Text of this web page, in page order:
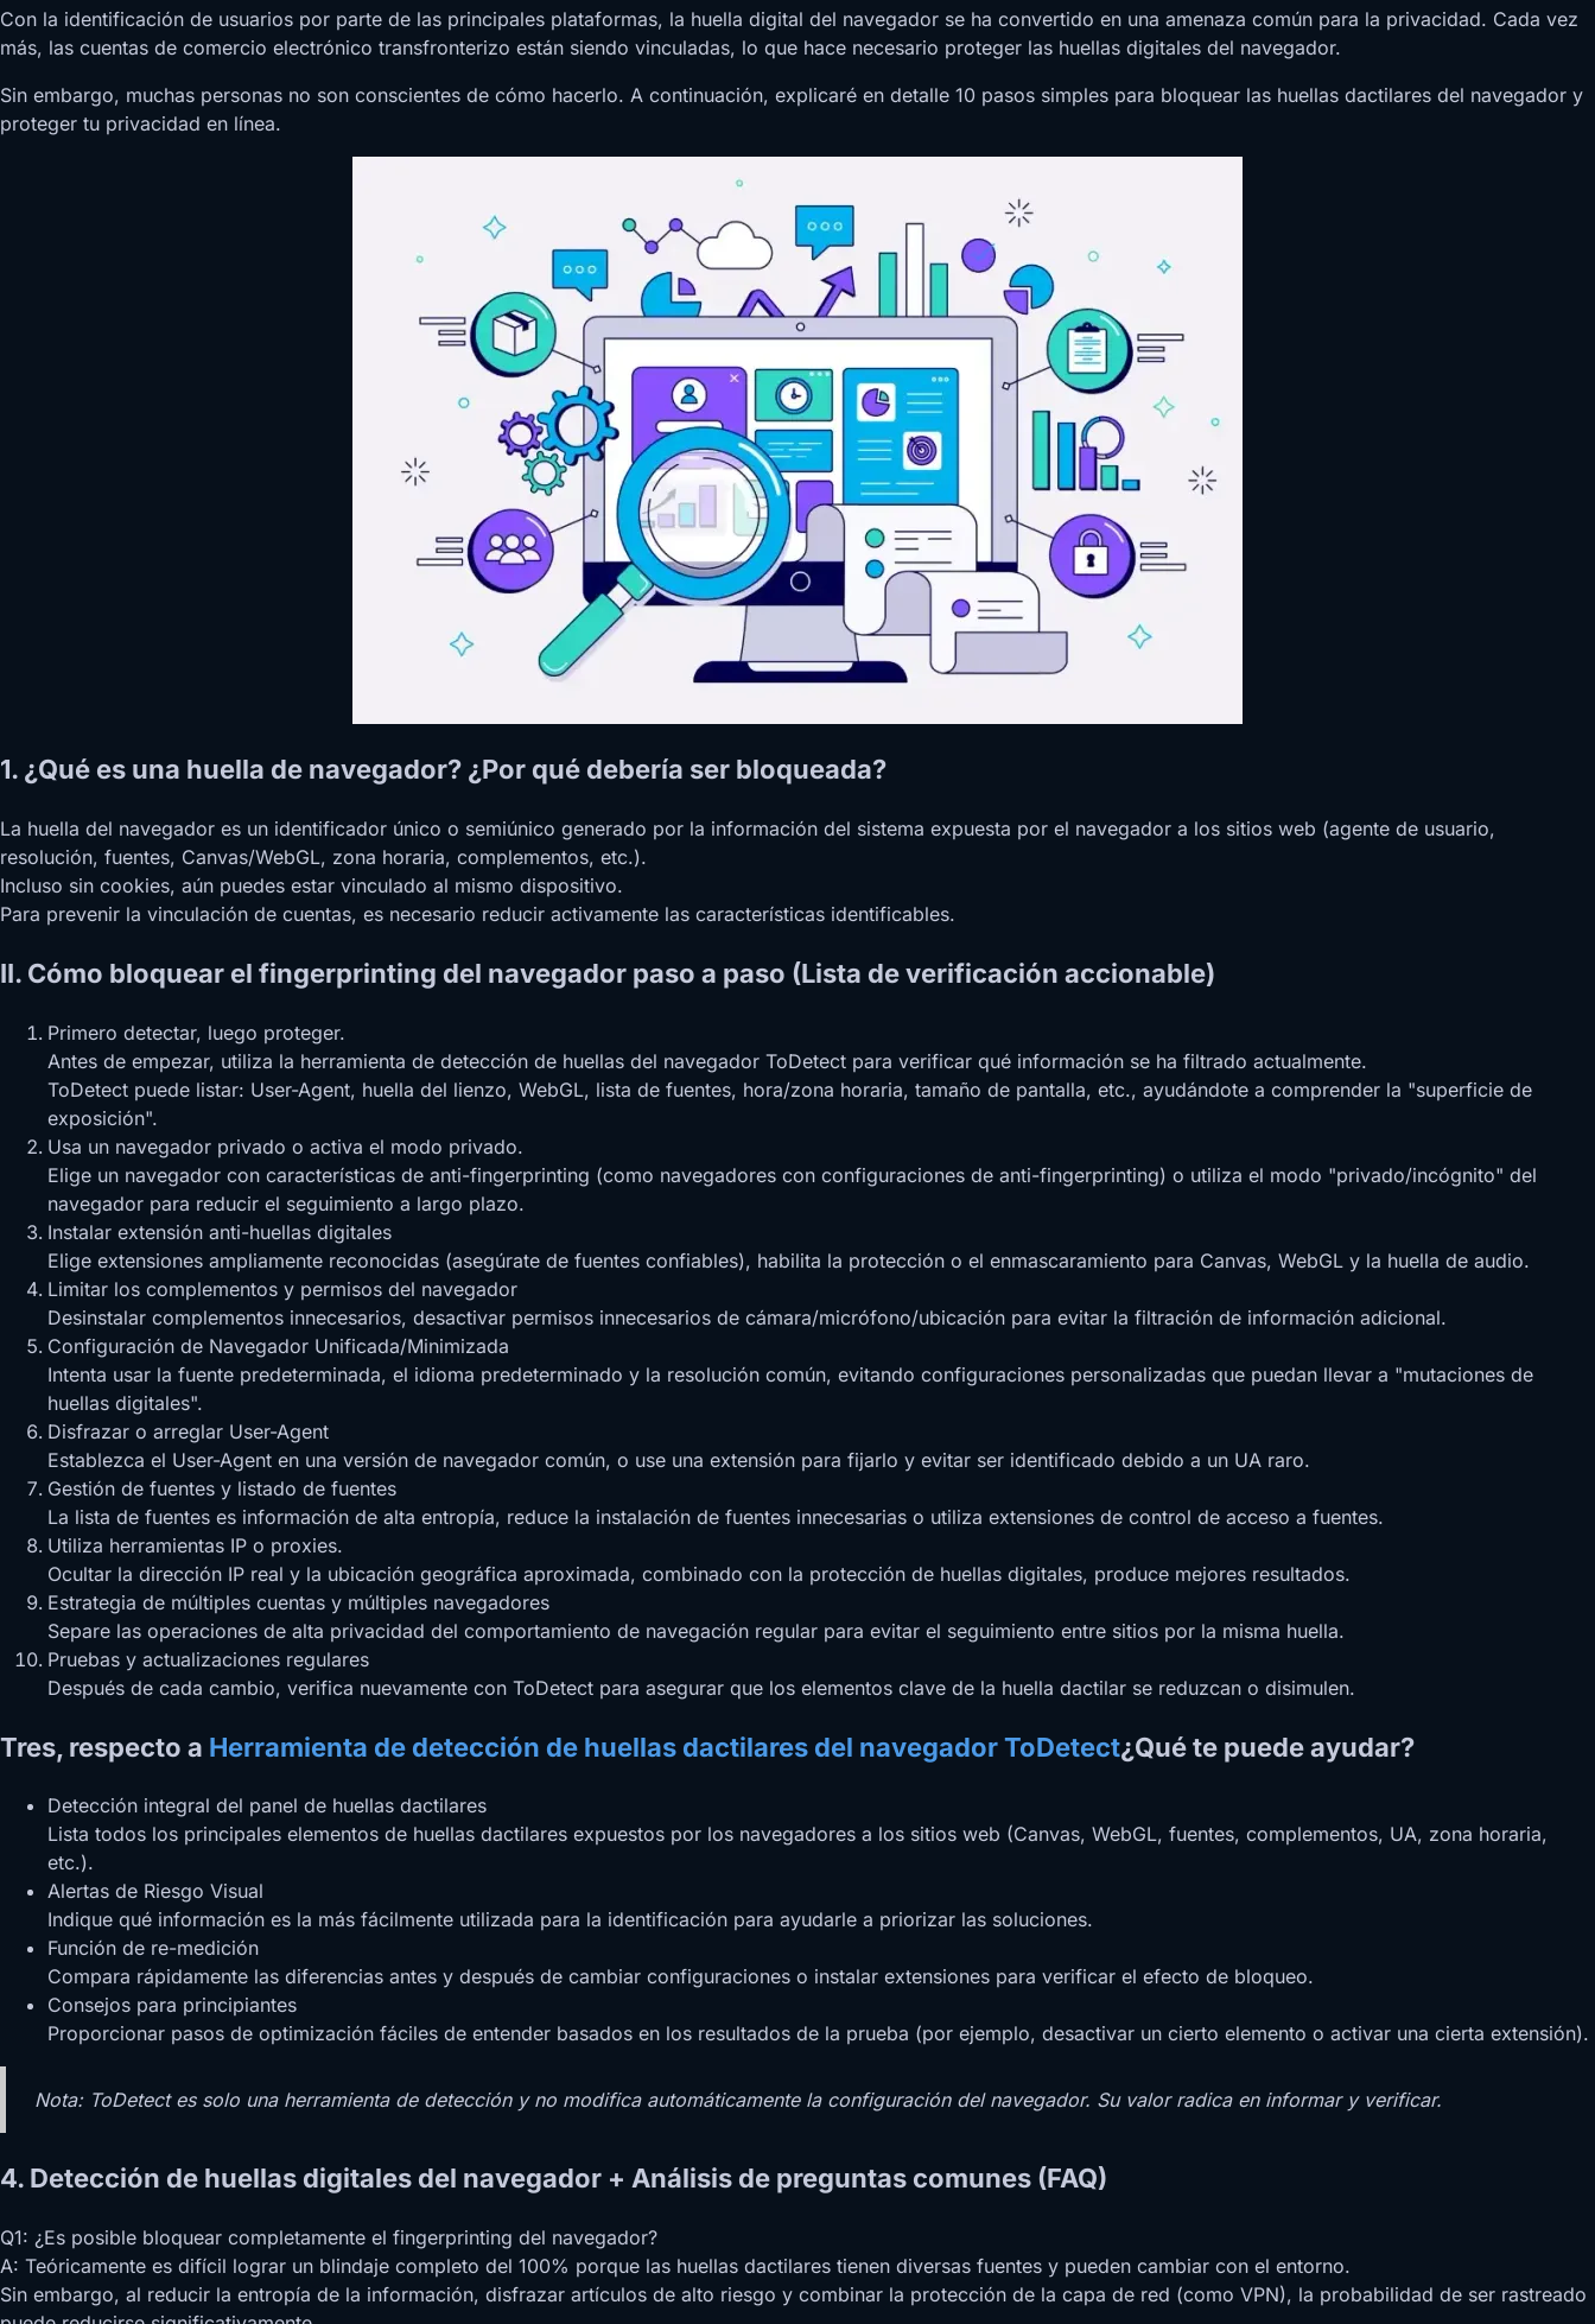
Con la identificación de usuarios por parte de las principales plataformas, la huella digital del navegador se ha convertido en una amenaza común para la privacidad. Cada vez
más, las cuentas de comercio electrónico transfronterizo están siendo vinculadas, lo que hace necesario proteger las huellas digitales del navegador.
Sin embargo, muchas personas no son conscientes de cómo hacerlo. A continuación, explicaré en detalle 10 pasos simples para bloquear las huellas dactilares del navegador y
proteger tu privacidad en línea.
1. ¿Qué es una huella de navegador? ¿Por qué debería ser bloqueada?
La huella del navegador es un identificador único o semiúnico generado por la información del sistema expuesta por el navegador a los sitios web (agente de usuario,
resolución, fuentes, Canvas/WebGL, zona horaria, complementos, etc.).
Incluso sin cookies, aún puedes estar vinculado al mismo dispositivo.
Para prevenir la vinculación de cuentas, es necesario reducir activamente las características identificables.
II. Cómo bloquear el fingerprinting del navegador paso a paso (Lista de verificación accionable)
Primero detectar, luego proteger.
Antes de empezar, utiliza la herramienta de detección de huellas del navegador ToDetect para verificar qué información se ha filtrado actualmente.
ToDetect puede listar: User-Agent, huella del lienzo, WebGL, lista de fuentes, hora/zona horaria, tamaño de pantalla, etc., ayudándote a comprender la "superficie de
exposición".
Usa un navegador privado o activa el modo privado.
Elige un navegador con características de anti-fingerprinting (como navegadores con configuraciones de anti-fingerprinting) o utiliza el modo "privado/incógnito" del
navegador para reducir el seguimiento a largo plazo.
Instalar extensión anti-huellas digitales
Elige extensiones ampliamente reconocidas (asegúrate de fuentes confiables), habilita la protección o el enmascaramiento para Canvas, WebGL y la huella de audio.
Limitar los complementos y permisos del navegador
Desinstalar complementos innecesarios, desactivar permisos innecesarios de cámara/micrófono/ubicación para evitar la filtración de información adicional.
Configuración de Navegador Unificada/Minimizada
Intenta usar la fuente predeterminada, el idioma predeterminado y la resolución común, evitando configuraciones personalizadas que puedan llevar a "mutaciones de
huellas digitales".
Disfrazar o arreglar User-Agent
Establezca el User-Agent en una versión de navegador común, o use una extensión para fijarlo y evitar ser identificado debido a un UA raro.
Gestión de fuentes y listado de fuentes
La lista de fuentes es información de alta entropía, reduce la instalación de fuentes innecesarias o utiliza extensiones de control de acceso a fuentes.
Utiliza herramientas IP o proxies.
Ocultar la dirección IP real y la ubicación geográfica aproximada, combinado con la protección de huellas digitales, produce mejores resultados.
Estrategia de múltiples cuentas y múltiples navegadores
Separe las operaciones de alta privacidad del comportamiento de navegación regular para evitar el seguimiento entre sitios por la misma huella.
Pruebas y actualizaciones regulares
Después de cada cambio, verifica nuevamente con ToDetect para asegurar que los elementos clave de la huella dactilar se reduzcan o disimulen.
Tres, respecto a Herramienta de detección de huellas dactilares del navegador ToDetect¿Qué te puede ayudar?
Detección integral del panel de huellas dactilares
Lista todos los principales elementos de huellas dactilares expuestos por los navegadores a los sitios web (Canvas, WebGL, fuentes, complementos, UA, zona horaria,
etc.).
Alertas de Riesgo Visual
Indique qué información es la más fácilmente utilizada para la identificación para ayudarle a priorizar las soluciones.
Función de re-medición
Compara rápidamente las diferencias antes y después de cambiar configuraciones o instalar extensiones para verificar el efecto de bloqueo.
Consejos para principiantes
Proporcionar pasos de optimización fáciles de entender basados en los resultados de la prueba (por ejemplo, desactivar un cierto elemento o activar una cierta extensión).
Nota: ToDetect es solo una herramienta de detección y no modifica automáticamente la configuración del navegador. Su valor radica en informar y verificar.
4. Detección de huellas digitales del navegador + Análisis de preguntas comunes (FAQ)
Q1: ¿Es posible bloquear completamente el fingerprinting del navegador?
A: Teóricamente es difícil lograr un blindaje completo del 100% porque las huellas dactilares tienen diversas fuentes y pueden cambiar con el entorno.
Sin embargo, al reducir la entropía de la información, disfrazar artículos de alto riesgo y combinar la protección de la capa de red (como VPN), la probabilidad de ser rastreado